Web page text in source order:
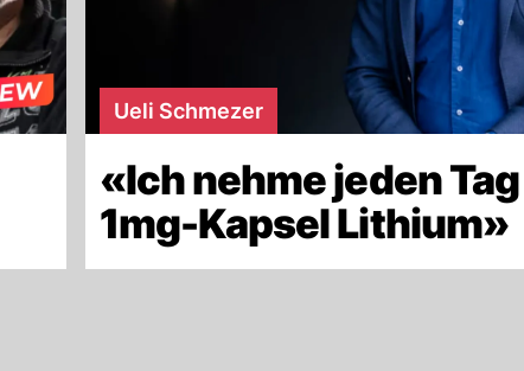
Ueli Schmezer
«Ich nehme jeden
1mg-Kapsel Lithium»